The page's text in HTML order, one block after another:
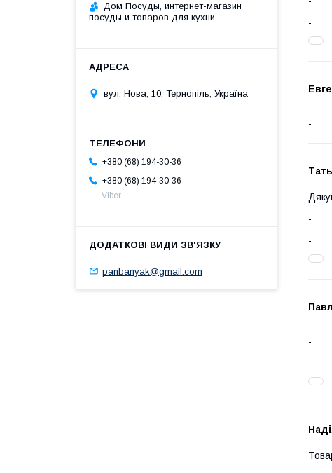
Дом Посуды, интернет-магазин
посуды и товаров для кухни
вул. Нова, 10, Тернопіль, Україна
+380 (68) 194-30-36
+380 (68) 194-30-36
Viber
panbanyak@gmail.com